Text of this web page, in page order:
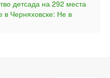
детсада на 292 места
в Черняховске: Не в